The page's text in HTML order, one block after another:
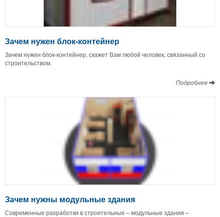
Зачем нужен блок-контейнер
Зачем нужен блок-контейнер, скажет Вам любой человек, связанный со
строительством.
Подробнее
Зачем нужны модульные здания
Современные разработки в строительные – модульные здания –